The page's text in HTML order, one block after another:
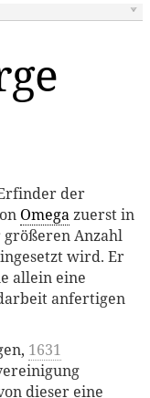
der
Omegazuerst in
Anzahl
wird. Er
allein eine
anfertigen
1631
dieser eine